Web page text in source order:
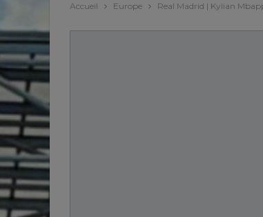
Accueil Europe Real Madrid | Kylian